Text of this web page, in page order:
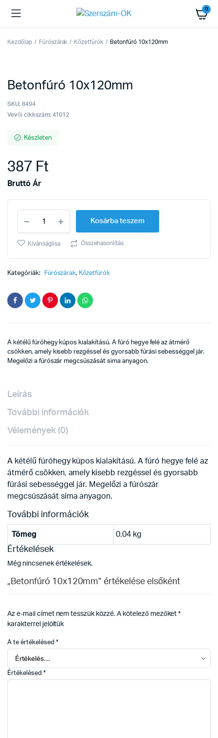
0
Kezdőlap Fúrószárak Kőzetfúrók Betonfúró 10x120mm
Betonfúró 10x120mm
SKU: 8494
Vevői cikkszám: 41012
Készleten
387 Ft
Bruttó Ár
10x120mm
quantity
Kosárba teszem
Kívánságlisa Összehasonlítás
Kategóriák: Fúrószárak, Kőzetfúrók
A kétélű fúróhegy kúpos kialakítású. A fúró hegye felé az átmérő
csökken, amely kisebb rezgéssel és gyorsabb fúrási sebességgel jár.
Megelőzi a fúrószár megcsúszását sima anyagon.
Leírás
További információk
Vélemények (0)
A kétélű fúróhegy kúpos kialakítású. A fúró hegye felé az
átmérő csökken, amely kisebb rezgéssel és gyorsabb
fúrási sebességgel jár. Megelőzi a fúrószár
megcsúszását sima anyagon.
További információk
Tömeg 0.04 kg
Értékelések
Még nincsenek értékelések.
„Betonfúró 10x120mm” értékelése elsőként
Az e-mail címet nem tesszük közzé. A kötelező mezőket*
karakterrel jelöltük
A te értékelésed *
Értékelésed *